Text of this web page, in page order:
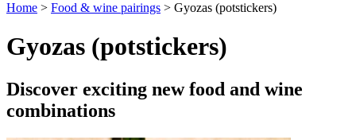
Home > Food & wine pairings > Gyozas (potstickers)
Gyozas (potstickers)
Discover exciting new food and wine
combinations